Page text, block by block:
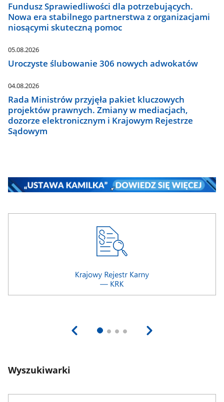
Fundusz Sprawiedliwości dla potrzebujących.
Nowa era stabilnego partnerstwa z organizacjami
niosącymi skuteczną pomoc
05.08.2026
Uroczyste ślubowanie 306 nowych adwokatów
04.08.2026
Rada Ministrów przyjęła pakiet kluczowych
projektów prawnych. Zmiany w mediacjach,
dozorze elektronicznym i Krajowym Rejestrze
Sądowym
Wyszukiwarki